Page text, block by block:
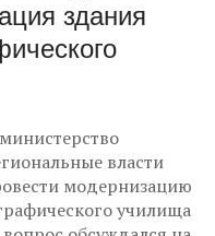
здания
власти
модернизацию
училища